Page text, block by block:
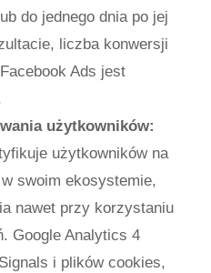
do jednego dnia po jej
liczba konwersji
Ads jest
użytkowników:
użytkowników na
swoim ekosystemie,
nawet przy korzystaniu
Google Analytics 4
i plików cookies,